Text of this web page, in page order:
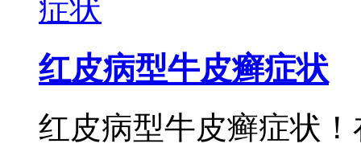
红皮病型牛皮癣症状
红皮病型牛皮癣症状